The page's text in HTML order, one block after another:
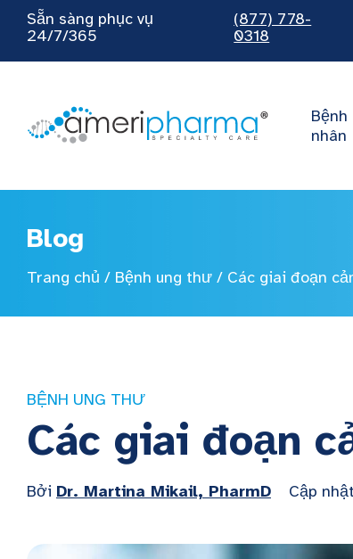
Sẵn sàng phục vụ
24/7/365
(877) 778-
0318
Bệnh
nhân
Blog
Trang chủ / Bệnh ung thư / Các giai đoạn
BỆNH UNG THƯ
Các giai đoạn
Bởi Dr. Martina Mikail, PharmD Cập